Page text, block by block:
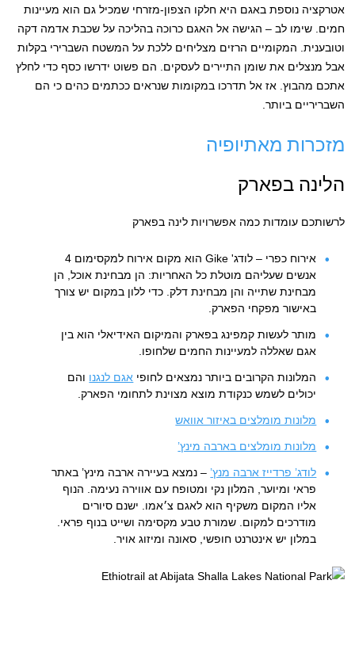
אטרקציה נוספת באגם היא חלקו הצפון-מזרחי שמכיל גם הוא מעיינות
חמים. שימו לב – הגישה אל האגם כרוכה בהליכה על שכבת אדמה דקה
וטובענית. המקומיים הרזים מצליחים ללכת על המשטח השברירי בקלות
אבל מנצלים את שומן התיירים לעסקים. הם פשוט ידרשו כסף כדי לחלץ
אתכם מהבוץ. אז אל תדרכו במקומות שנראים ככתמים כהים כי הם
השבריריים ביותר.
מזכרות מאתיופיה
הלינה בפארק
לרשותכם עומדות כמה אפשרויות לינה בפארק
אירוח כפרי – לודג' Gike הוא מקום אירוח למקסימום 4
אנשים שעליהם מוטלת כל האחריות: הן מבחינת אוכל, הן
מבחינת שתייה והן מבחינת דלק. כדי ללון במקום יש צורך
באישור מפקחי הפארק.
מותר לעשות קמפינג בפארק והמיקום האידיאלי הוא בין
אגם שאללה למעיינות החמים שלחופו.
המלונות הקרובים ביותר נמצאים לחופי אגם לנגנו והם
יכולים לשמש כנקודת מוצא מצוינת לתחומי הפארק.
מלונות מומלצים באיזור אוואש
מלונות מומלצים בארבה מינץ’
לודג’ פרדייז ארבה מנץ’ – נמצא בעיירה ארבה מינץ’ באתר
פראי ומיוער, המלון נקי ומטופח עם אווירה נעימה. הנוף
אליו המקום משקיף הוא לאגם צ׳אמו. ישנם סיורים
מודרכים למקום. שמורת טבע מקסימה ושייט בנוף פראי.
במלון יש אינטרנט חופשי, סאונה ומיזוג אויר.